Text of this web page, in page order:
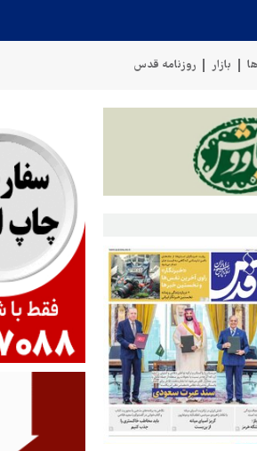
بازار روزنامه قدس
سخنگوی نیروهای مسلح یمن: کشتی نفتی